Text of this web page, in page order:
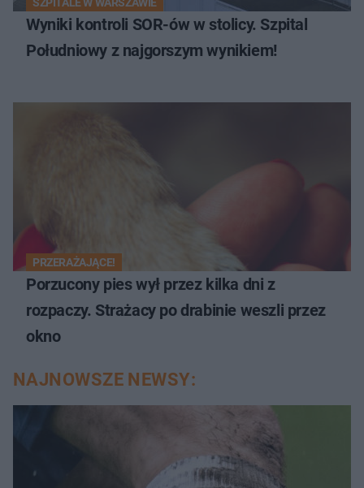
Wyniki kontroli SOR-ów w stolicy. Szpital
Południowy z najgorszym wynikiem!
PRZERAŻAJĄCE!
Porzucony pies wył przez kilka dni z
rozpaczy. Strażacy po drabinie weszli przez
okno
NAJNOWSZE NEWSY: